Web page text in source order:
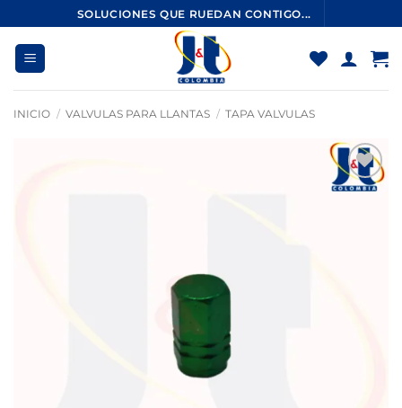
al
contenido
SOLUCIONES QUE RUEDAN CONTIGO...
INICIO / VALVULAS PARA LLANTAS / TAPA VALVULAS
Añadir